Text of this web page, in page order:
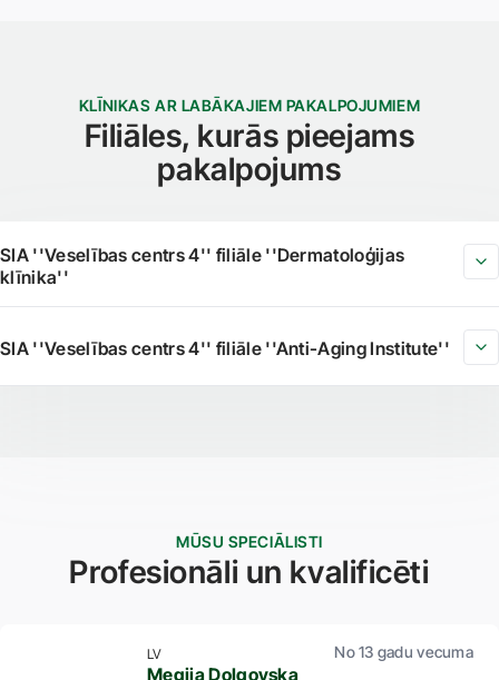
KLĪNIKAS AR LABĀKAJIEM PAKALPOJUMIEM
Filiāles, kurās pieejams
pakalpojums
SIA ''Veselības centrs 4'' filiāle ''Dermatoloģijas
klīnika''
SIA ''Veselības centrs 4'' filiāle ''Anti-Aging Institute''
MŪSU SPECIĀLISTI
Profesionāli un kvalificēti
LV No 13 gadu vecuma
Megija Dolgovska